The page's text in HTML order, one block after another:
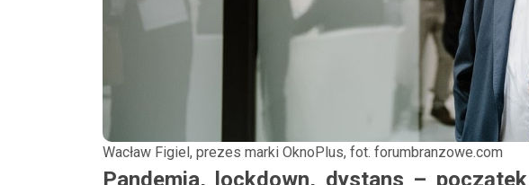
Wacław Figiel, prezes marki OknoPlus, fot. forumbranzowe.com